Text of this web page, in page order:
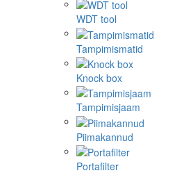
WDT tool
Tampimismatid
Knock box
Tampimisjaam
Piimakannud
Portafilter